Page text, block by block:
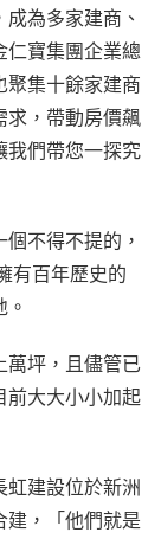
為多家建商、
仁寶集團企業總
聚集十餘家建商
求，帶動房價飆
我們帶您一探究
不得不提的，
有百年歷史的
萬坪，且儘管已
前大大小小加起
虹建設位於新洲
建，「他們就是